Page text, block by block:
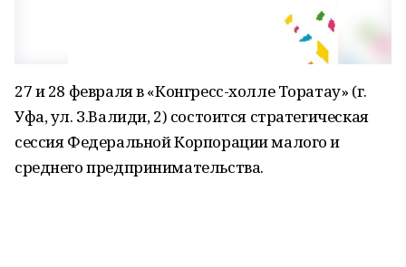
27 и 28 февраля в «Конгресс-холле Торатау» (г.
Уфа, ул. З.Валиди, 2) состоится стратегическая
сессия Федеральной Корпорации малого и
среднего предпринимательства.